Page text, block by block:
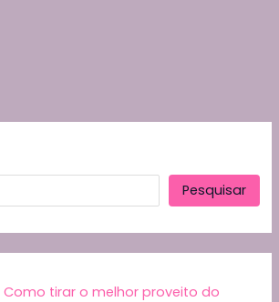
Pesquisar
Como tirar o melhor proveito do